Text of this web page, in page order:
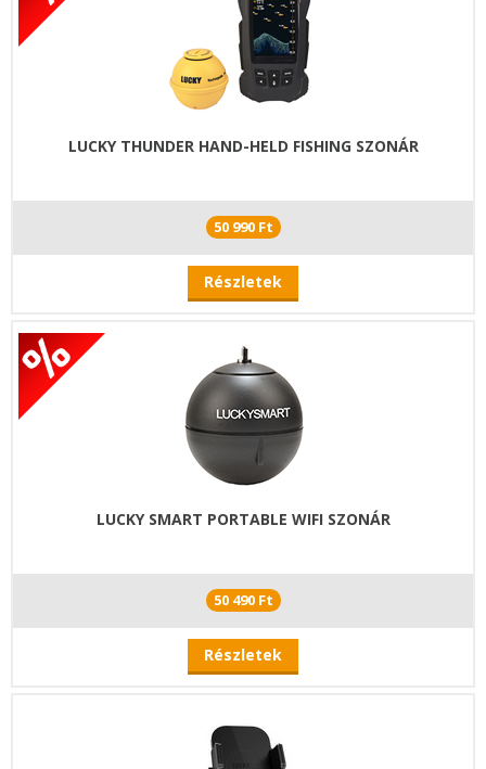
LUCKY THUNDER HAND-HELD FISHING SZONÁR
50 990 Ft
Részletek
LUCKY SMART PORTABLE WIFI SZONÁR
50 490 Ft
Részletek